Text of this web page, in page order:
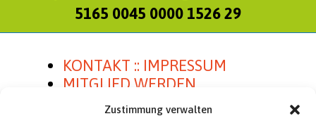
Zustimmung verwalten
5165 0045 0000 1526 29
KONTAKT :: IMPRESSUM
MITGLIED WERDEN
SATZUNG